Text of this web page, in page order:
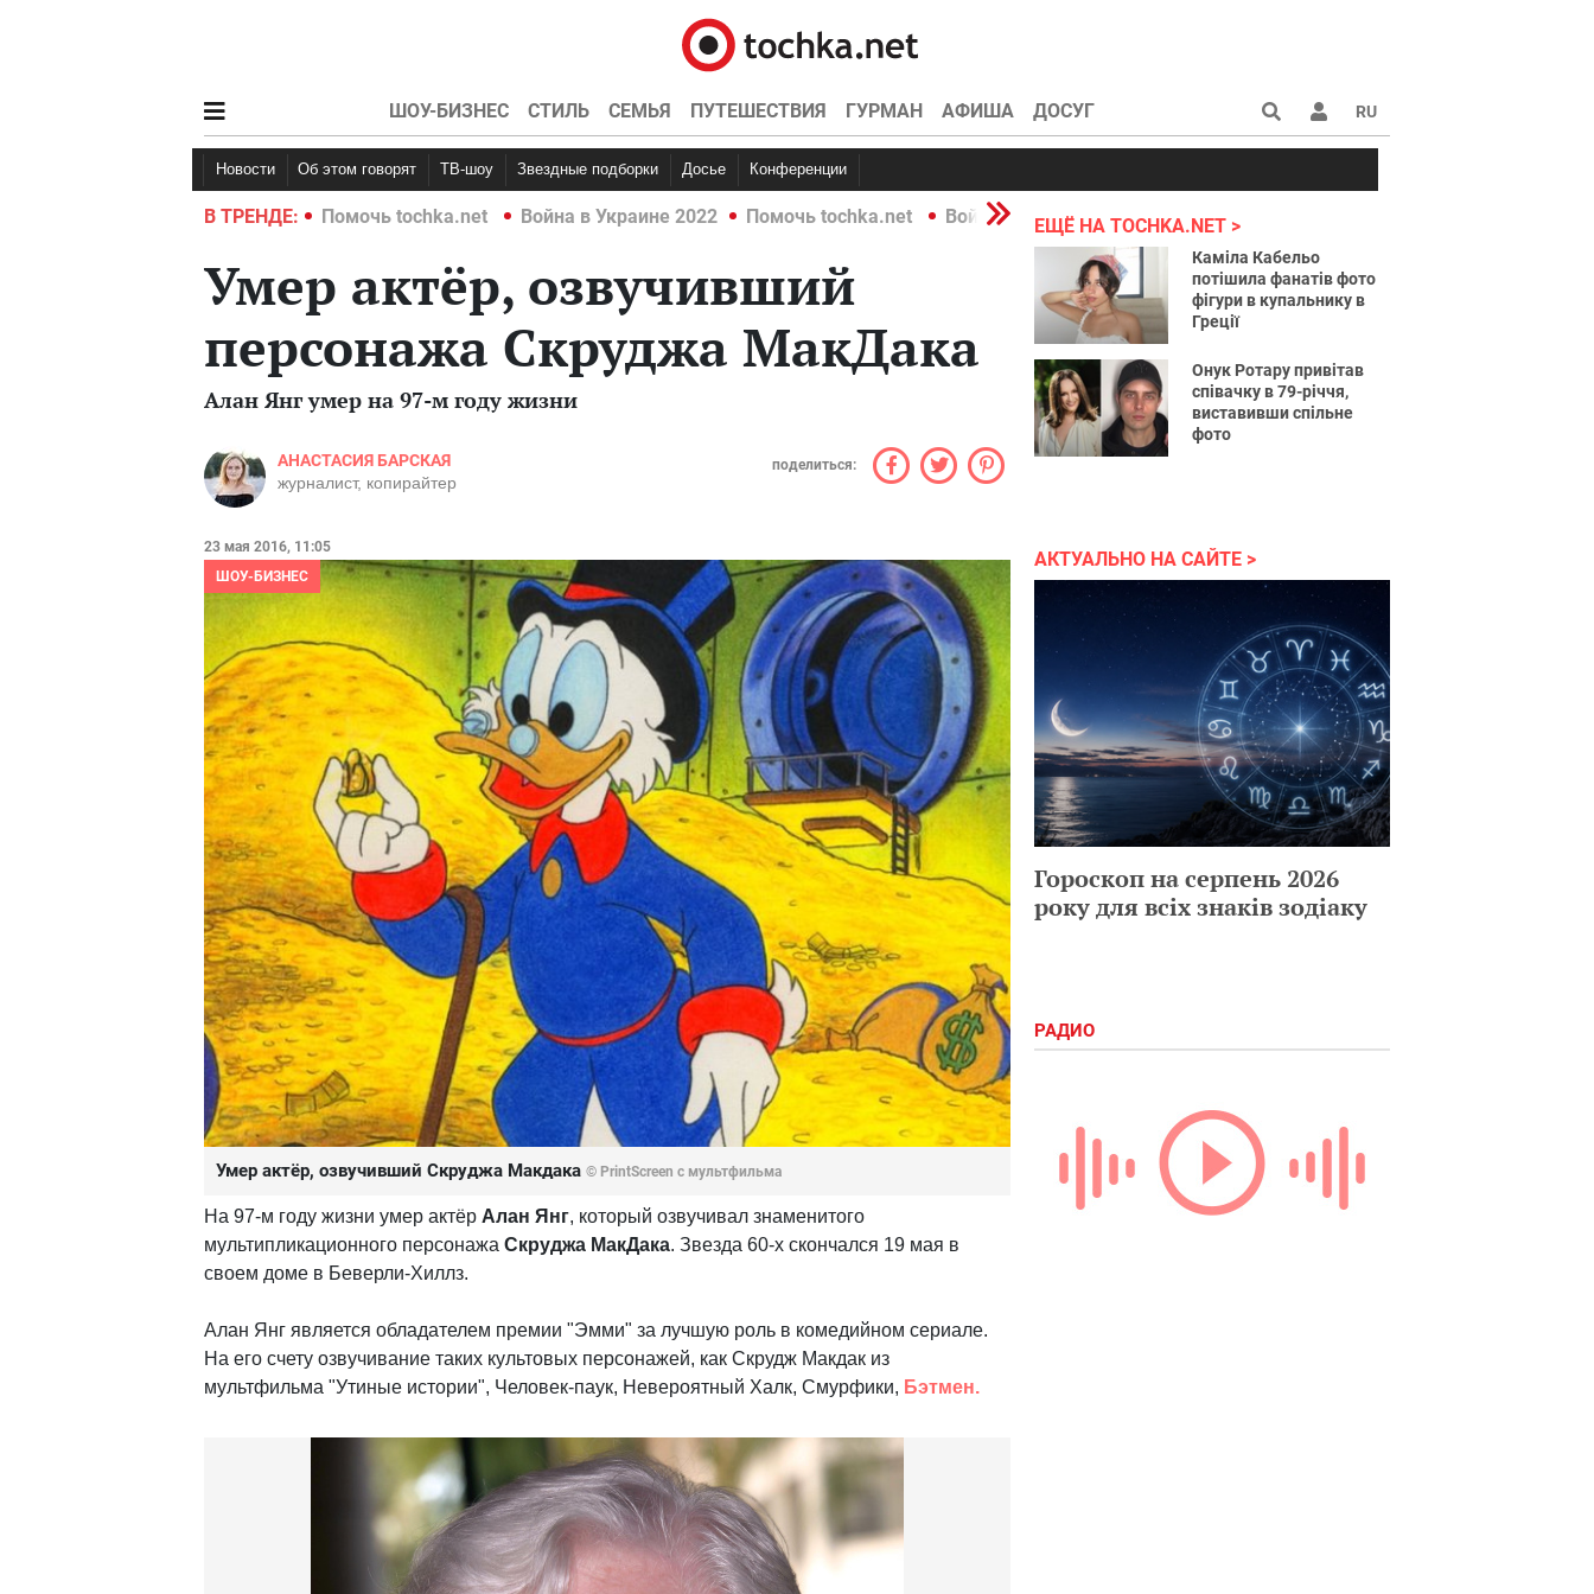
ШОУ-БИЗНЕС СТИЛЬ СЕМЬЯ ПУТЕШЕСТВИЯ ГУРМАН АФИША ДОСУГ RU
Новости Об этом говорят ТВ-шоу Звездные подборки Досье Конференции
В ТРЕНДЕ:
Война в Украине 2022 Помочь tochka.net Война в Украине 2022 Помочь tochka.net Война в Украине 2022
Умер актёр, озвучивший
персонажа Скруджа МакДака
Алан Янг умер на 97-м году жизни
АНАСТАСИЯ БАРСКАЯ
журналист, копирайтер
поделиться:
23 мая 2016, 11:05
ШОУ-БИЗНЕС
Умер актёр, озвучивший Скруджа Макдака © PrintScreen с мультфильма
На 97-м году жизни умер актёр Алан Янг, который озвучивал знаменитого
мультипликационного персонажа Скруджа МакДака. Звезда 60-х скончался 19 мая в
своем доме в Беверли-Хиллз.
Алан Янг является обладателем премии "Эмми" за лучшую роль в комедийном сериале.
На его счету озвучивание таких культовых персонажей, как Скрудж Макдак из
мультфильма "Утиные истории", Человек-паук, Невероятный Халк, Смурфики, Бэтмен.
ЕЩЁ НА TOCHKA.NET
Каміла Кабельо
потішила фанатів фото
фігури в купальнику в
Греції
Онук Ротару привітав
співачку в 79-річчя,
виставивши спільне
фото
АКТУАЛЬНО НА САЙТЕ
Гороскоп на серпень 2026
року для всіх знаків зодіаку
РАДИО